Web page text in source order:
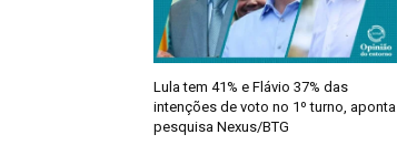
Lula tem 41% e Flávio 37% das
intenções de voto no 1º turno, aponta
pesquisa Nexus/BTG